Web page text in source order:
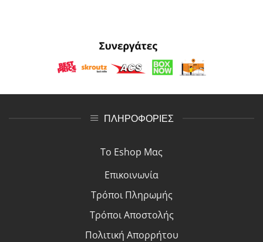
ΠΛΗΡΟΦΟΡΙΕΣ
Το Eshop Μας
Επικοινωνία
Τρόποι Πληρωμής
Τρόποι Αποστολής
Πολιτική Απορρήτου